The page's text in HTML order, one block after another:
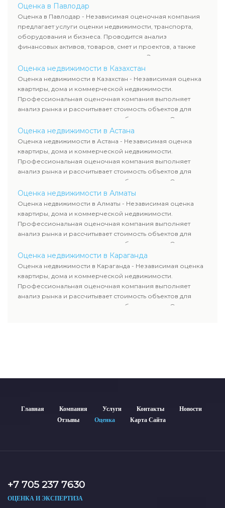
определяют рыночную стоимость имущества и
рассчитывают ущерб. Все отчеты соответствуют
требованиям законодательства и используются для
сделок, кредитования и судебных процессов.
Оценка в Павлодар
Оценка в Павлодар - Независимая оценочная компания
предлагает услуги оценки недвижимости, транспорта,
оборудования и бизнеса. Проводится анализ
финансовых активов, товаров, смет и проектов, а также
оценка животных и недропользования. Эксперты
определяют рыночную стоимость имущества и
рассчитывают ущерб. Все отчеты соответствуют
требованиям законодательства и используются для
сделок, кредитования и судебных процессов.
Оценка недвижимости в Казахстан
Оценка недвижимости в Казахстан - Независимая оценка
квартиры, дома и коммерческой недвижимости.
Профессиональная оценочная компания выполняет
анализ рынка и рассчитывает стоимость объектов для
продажи, ипотеки, аренды и судебных споров. Оценка
недвижимости включает современные методы и
гарантирует объективные результаты. Отчеты
используются для банков, судов и страховых компаний по
всему Казахстану.
Оценка недвижимости в Астана
Оценка недвижимости в Астана - Независимая оценка
квартиры, дома и коммерческой недвижимости.
Профессиональная оценочная компания выполняет
анализ рынка и рассчитывает стоимость объектов для
продажи, ипотеки, аренды и судебных споров. Оценка
недвижимости включает современные методы и
гарантирует объективные результаты. Отчеты
используются для банков, судов и страховых компаний по
всему Казахстану.
Оценка недвижимости в Алматы
Оценка недвижимости в Алматы - Независимая оценка
квартиры, дома и коммерческой недвижимости.
Профессиональная оценочная компания выполняет
анализ рынка и рассчитывает стоимость объектов для
продажи, ипотеки, аренды и судебных споров. Оценка
недвижимости включает современные методы и
гарантирует объективные результаты. Отчеты
используются для банков, судов и страховых компаний по
всему Казахстану.
Оценка недвижимости в Караганда
Оценка недвижимости в Караганда - Независимая оценка
квартиры, дома и коммерческой недвижимости.
Профессиональная оценочная компания выполняет
анализ рынка и рассчитывает стоимость объектов для
продажи, ипотеки, аренды и судебных споров. Оценка
Главная Компания Услуги Контакты
Новости
Отзывы
Оценка Карта Сайта
+7 705 237 7630
ОЦЕНКА И ЭКСПЕРТИЗА